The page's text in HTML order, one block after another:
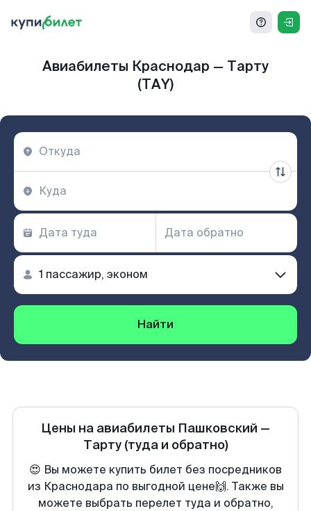
Авиабилеты Краснодар — Тарту
(TAY)
Найти
Цены на авиабилеты Пашковский —
Тарту (туда и обратно)
😍 Вы можете купить билет без посредников
из Краснодара по выгодной цене🙌. Также вы
можете выбрать перелет туда и обратно,